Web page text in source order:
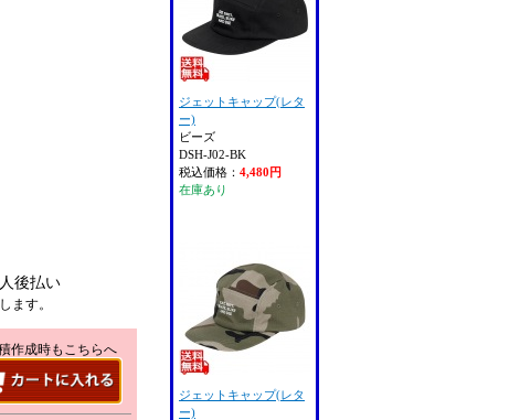
後払い
ます。
作成時もこちらへ
ジェットキャップ(レタ
ー)
ビーズ
DSH-J02-BK
税込価格： 4,480円
在庫あり
ジェットキャップ(レタ
ー)